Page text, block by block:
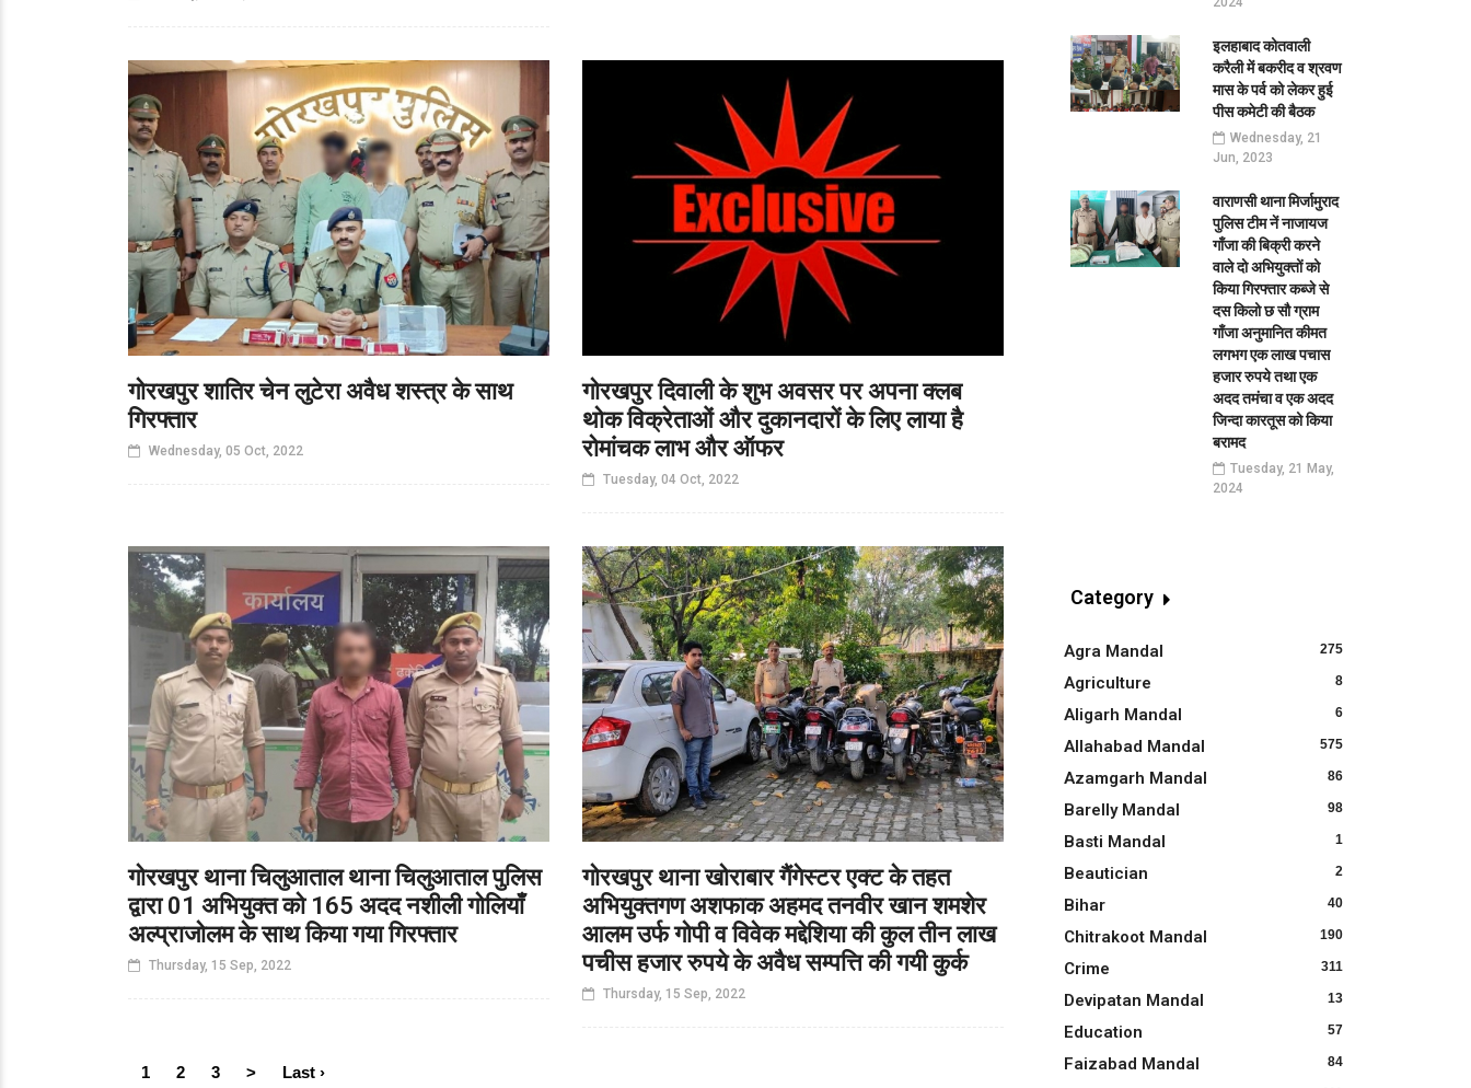
गोरखपुर शातिर चेन लुटेरा अवैध शस्त्र के साथ
गिरफ्तार
Wednesday, 05 Oct, 2022
गोरखपुर दिवाली के शुभ अवसर पर अपना क्लब
थोक विक्रेताओं और दुकानदारों के लिए लाया है
रोमांचक लाभ और ऑफर
Tuesday, 04 Oct, 2022
गोरखपुर थाना चिलुआताल थाना चिलुआताल पुलिस
द्वारा 01 अभियुक्त को 165 अदद नशीली गोलियाँ
अल्प्राजोलम के साथ किया गया गिरफ्तार
Thursday, 15 Sep, 2022
गोरखपुर थाना खोराबार गैंगेस्टर एक्ट के तहत
अभियुक्तगण अशफाक अहमद तनवीर खान शमशेर
आलम उर्फ गोपी व विवेक मद्देशिया की कुल तीन लाख
पचीस हजार रुपये के अवैध सम्पत्ति की गयी कुर्क
Thursday, 15 Sep, 2022
1 2 3 > Last ›
इलहाबाद कोतवाली
करैली में बकरीद व श्रवण
मास के पर्व को लेकर हुई
पीस कमेटी की बैठक
Wednesday, 21
Jun, 2023
वाराणसी थाना मिर्जामुराद
पुलिस टीम नें नाजायज
गाँजा की बिक्री करने
वाले दो अभियुक्तों को
किया गिरफ्तार कब्जे से
दस किलो छ सौ ग्राम
गाँजा अनुमानित कीमत
लगभग एक लाख पचास
हजार रुपये तथा एक
अदद तमंचा व एक अदद
जिन्दा कारतूस को किया
बरामद
Tuesday, 21 May,
2024
Category
Agra Mandal 275
Agriculture 8
Aligarh Mandal 6
Allahabad Mandal 575
Azamgarh Mandal 86
Barelly Mandal 98
Basti Mandal 1
Beautician 2
Bihar 40
Chitrakoot Mandal 190
Crime 311
Devipatan Mandal 13
Education 57
Faizabad Mandal 84